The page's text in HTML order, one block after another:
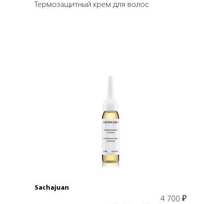
Термозащитный крем для волос
Подробнее
В корзину
Sachajuan
4 700 ₽